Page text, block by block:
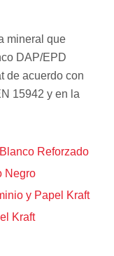
mineral que
DAP/EPD
de acuerdo con
15942 y en la
Reforzado
Negro
y Papel Kraft
Kraft